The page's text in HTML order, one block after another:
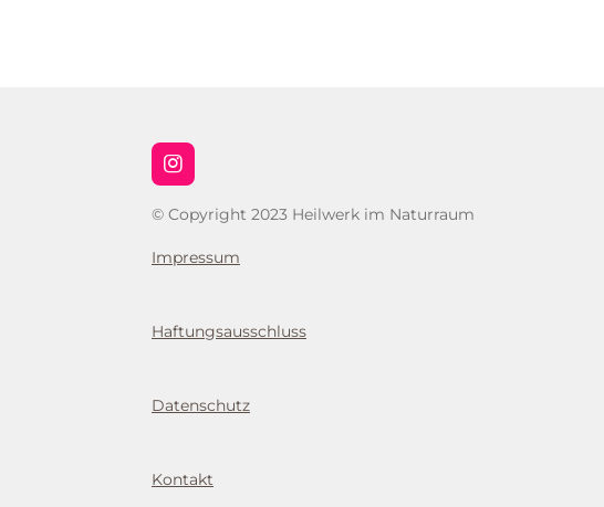
I
n
s
a
g
m
© Copyright 2023 Heilwerk im Naturraum
Impressum
Haftungsausschluss
Datenschutz
Kontakt